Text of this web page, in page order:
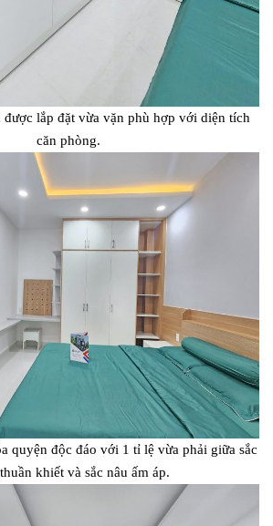
lắp đặt vừa vặn phù hợp với diện tích
căn phòng.
quyện độc đáo với 1 tỉ lệ vừa phải giữa sắc
khiết và sắc nâu ấm áp.